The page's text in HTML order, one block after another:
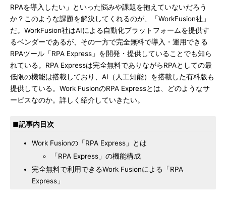
RPAを導入したい」といった悩みや課題を抱えていないだろう
か？このような課題を解決してくれるのが、「WorkFusion社」
だ。WorkFusion社はAIによる自動化プラットフォームを提供す
るベンダーであるが、その一方で完全無料で導入・運用できる
RPAツール「RPA Express」を開発・提供していることでも知ら
れている。RPA Expressは完全無料でありながらRPAとしての最
低限の機能は搭載しており、AI（人工知能）を搭載した有料版も
提供している。Work FusionのRPA Expressとは、どのようなサ
ービスなのか。詳しく紹介していきたい。
■記事内目次
Work Fusionの「RPA Express」とは
「RPA Express」の機能構成
完全無料で利用できるWork Fusionによる「RPA
Express」